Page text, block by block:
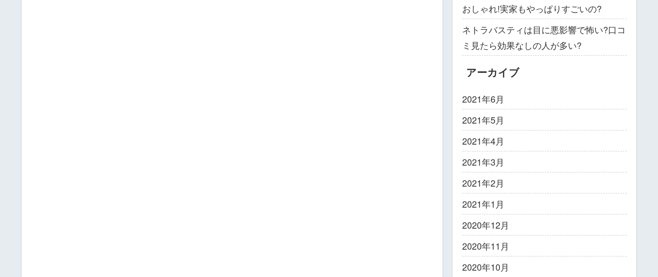
おしゃれ!実家もやっぱりすごいの?
ネトラバスティは目に悪影響で怖い?口コ
ミ見たら効果なしの人が多い?
アーカイブ
2021年6月
2021年5月
2021年4月
2021年3月
2021年2月
2021年1月
2020年12月
2020年11月
2020年10月